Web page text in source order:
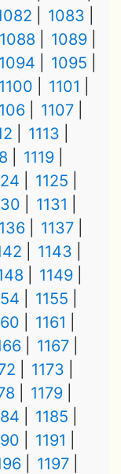
1083
1088
1089
1094
1095
1100
1101
1107
1113
1119
1125
1131
1137
1143
1149
1155
1161
1167
1173
1179
1185
1191
1197